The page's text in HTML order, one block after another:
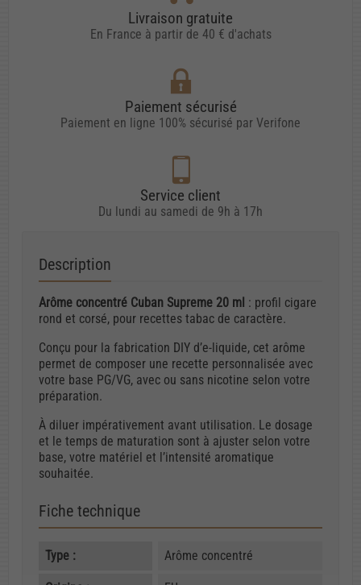
Livraison gratuite
En France à partir de 40 € d'achats
Paiement sécurisé
Paiement en ligne 100% sécurisé par Verifone
Service client
Du lundi au samedi de 9h à 17h
Description
Arôme concentré Cuban Supreme 20 ml : profil cigare
rond et corsé, pour recettes tabac de caractère.
Conçu pour la fabrication DIY d’e-liquide, cet arôme
permet de composer une recette personnalisée avec
votre base PG/VG, avec ou sans nicotine selon votre
préparation.
À diluer impérativement avant utilisation. Le dosage
et le temps de maturation sont à ajuster selon votre
base, votre matériel et l’intensité aromatique
souhaitée.
Fiche technique
Type : Arôme concentré